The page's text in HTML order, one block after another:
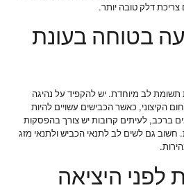
צריכת דלק טובה יותר.
בטוחה בעונת
לב מיוחדת. יש להקפיד על נהיגה
הקיצוני, כאשר הכבישים עשויים להיות
ברכב, לעיתים קרובות יש צורך בהפסקות
חשוב גם לשים לב לתנאי הכביש ולתנאי מזג
לפני היציאה